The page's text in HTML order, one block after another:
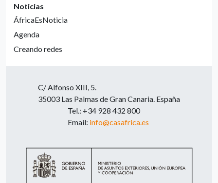
Noticias
ÁfricaEsNoticia
Agenda
Creando redes
C/ Alfonso XIII, 5.
35003 Las Palmas de Gran Canaria. España
Tel.: +34 928 432 800
Email: info@casafrica.es